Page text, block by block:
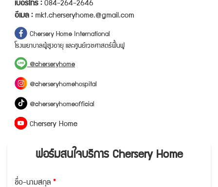
เบอร์โทร : 084-264-2646
อีเมล :mkt.cherseryhome.@gmail.com
Chersery Home nternationa
รงพยาบาลผู้สูงอายุ ละศูนย์ วชศาสตร์ฟื้นฟู
@cherseryhome
@cherseryhomehospita
@cherseryhomeofficia
Chersery Home
ฟอร์มสนใจบริการ Chersery Home
ชื่อ-นามสกุล